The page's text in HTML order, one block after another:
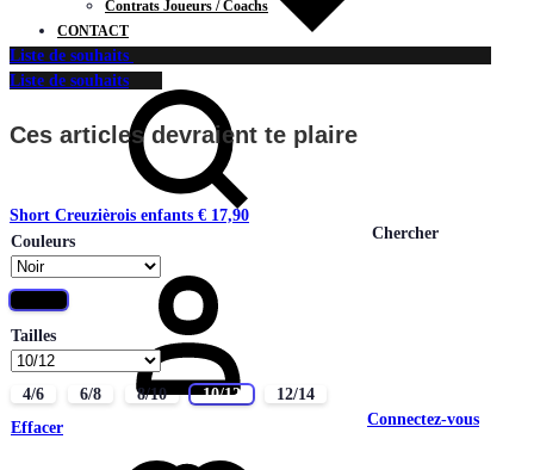
Contrats Joueurs / Coachs
CONTACT
Chercher
Connectez-vous
Liste de souhaits
Liste de souhaits
Ces articles devraient te plaire
Short Creuzièrois enfants € 17,90
Couleurs
Tailles
4/6 6/8 8/10 10/12
12/14
Effacer